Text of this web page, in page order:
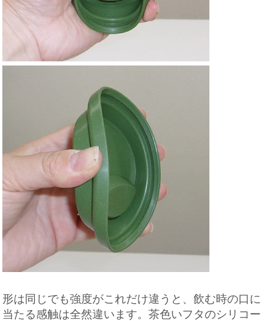
形は同じでも強度がこれだけ違うと、飲む時の口に
当たる感触は全然違います。茶色いフタのシリコー